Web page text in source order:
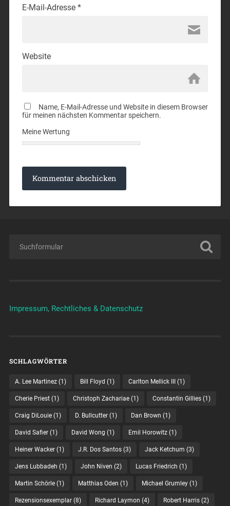
E-Mail-Adresse *
Website
Name, E-Mail-Adresse und Website in diesem Browser
für meinen nächsten Kommentar speichern.
Meine Wertung
Impressum, Rechtliches & Datenschutz
SCHLAGWÖRTER
A. Lee Martinez(1) Bill Floyd (1) Carlton Mellick III(1)
Cherie Priest(1) Christoph Zachariae(1) Constantin Gillies(1)
Craig DiLouie(1) D. Bullcutter(1) Dan Brown (1)
David Safier(1) David Wong (1) Emil Horowitz(1)
Heiner Wacker(1) J.R. Dos Santos(3) Jack Ketchum (3)
Jens Lubbadeh (1) John Niven (2) Lucas Friedrich (1)
Martin Schörle(1) Matthias Oden (1) Michael Grumley(1)
Rezensionsexemplar(8) Richard Laymon (4) Robert Harris(2)